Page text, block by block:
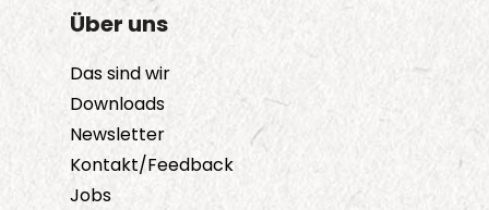
Produktseite
gewählt
Über uns
Das sind wir
Downloads
Newsletter
Kontakt/Feedback
Jobs